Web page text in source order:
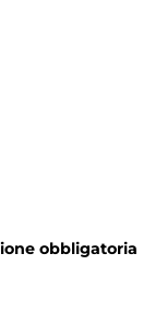
obbligatoria